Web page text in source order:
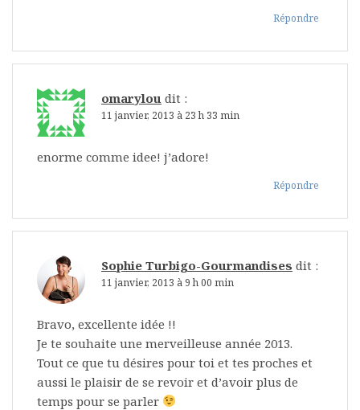
Répondre
omarylou dit :
11 janvier, 2013 à 23 h 33 min
enorme comme idee! j’adore!
Répondre
Sophie Turbigo-Gourmandises dit :
11 janvier, 2013 à 9 h 00 min
Bravo, excellente idée !!
Je te souhaite une merveilleuse année 2013.
Tout ce que tu désires pour toi et tes proches et
aussi le plaisir de se revoir et d’avoir plus de
temps pour se parler